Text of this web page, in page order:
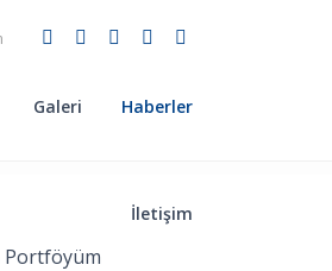
Galeri Haberler
İletişim
Portföyüm